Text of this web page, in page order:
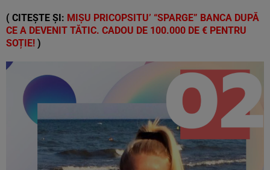
( CITEȘTE ȘI: MIȘU PRICOPSITU’ “SPARGE” BANCA DUPĂ
CE A DEVENIT TĂTIC. CADOU DE 100.000 DE € PENTRU
SOȚIE! )